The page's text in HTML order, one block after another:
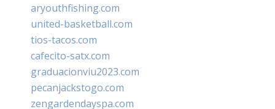
aryouthfishing.com
united-basketball.com
tios-tacos.com
cafecito-satx.com
graduacionviu2023.com
pecanjackstogo.com
zengardendayspa.com